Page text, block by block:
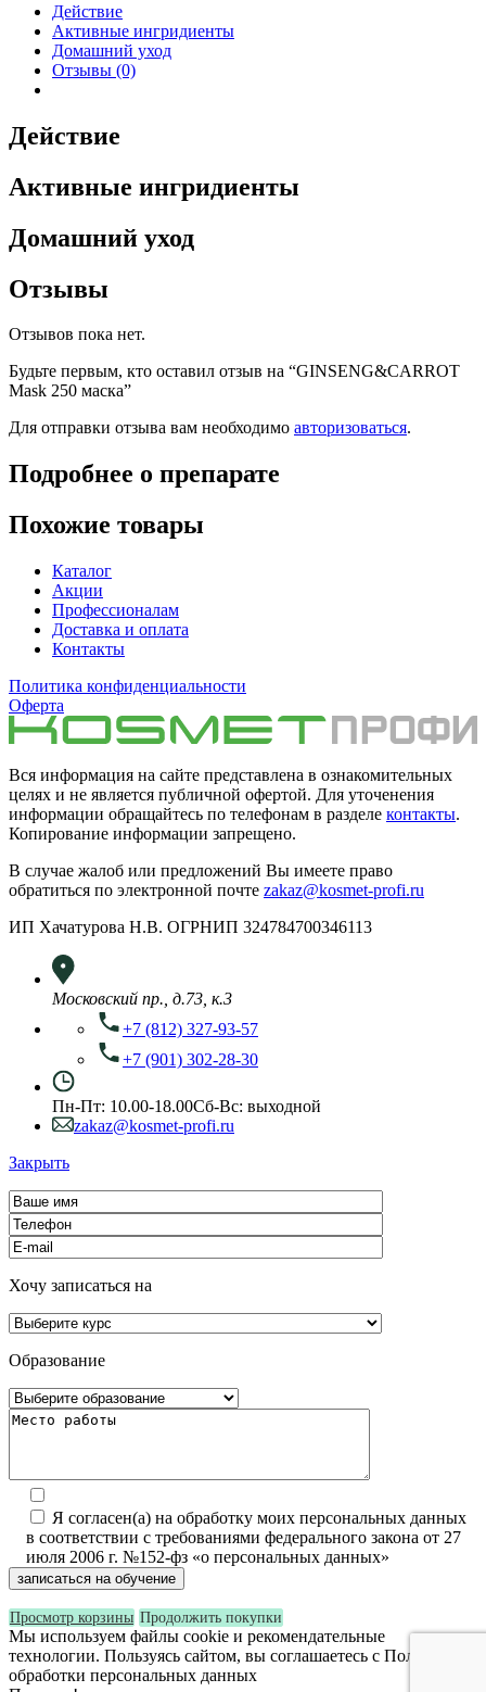
Действие
Активные ингридиенты
Домашний уход
Отзывы (0)
Действие
Активные ингридиенты
Домашний уход
Отзывы
Отзывов пока нет.
Будьте первым, кто оставил отзыв на “GINSENG&CARROT
Mask 250 маска”
Для отправки отзыва вам необходимо авторизоваться.
Подробнее о препарате
Похожие товары
Каталог
Акции
Профессионалам
Доставка и оплата
Контакты
Политика конфиденциальности
Оферта
Вся информация на сайте представлена в ознакомительных
целях и не является публичной офертой. Для уточенения
информации обращайтесь по телефонам в разделе контакты.
Копирование информации запрещено.
В случае жалоб или предложений Вы имеете право
обратиться по электронной почте zakaz@kosmet-profi.ru
ИП Хачатурова Н.В. ОГРНИП 324784700346113
Московский пр., д.73, к.3
+7 (812) 327-93-57
+7 (901) 302-28-30
Пн-Пт: 10.00-18.00Сб-Вс: выходной
zakaz@kosmet-profi.ru
Закрыть
Хочу записаться на
Образование
Я согласен(а) на обработку моих персональных данных
в соответствии с требованиями федерального закона от 27
июля 2006 г. №152-фз «о персональных данных»
Просмотр корзины Продолжить покупки
Мы используем файлы cookie и рекомендательные
технологии. Пользуясь сайтом, вы соглашаетесь с Политикой
обработки персональных данных